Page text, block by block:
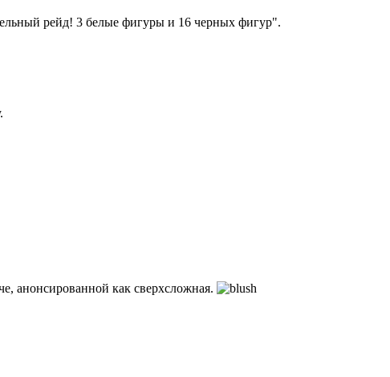
рейд! 3 белые фигуры и 16 черных фигур".
анонсированной как сверхсложная.